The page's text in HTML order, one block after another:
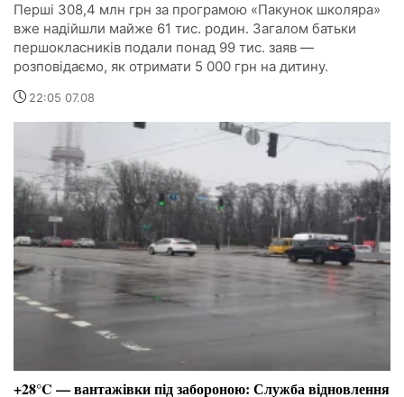
Перші 308,4 млн грн за програмою «Пакунок школяра»
вже надійшли майже 61 тис. родин. Загалом батьки
першокласників подали понад 99 тис. заяв —
розповідаємо, як отримати 5 000 грн на дитину.
22:05 07.08
+28°C — вантажівки під забороною: Служба відновлення